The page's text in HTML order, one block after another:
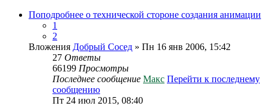
Поподробнее о технической стороне создания анимации
1
2
Вложения Добрый Сосед » Пн 16 янв 2006, 15:42
27 Ответы
66199 Просмотры
Последнее сообщение Макс Перейти к последнему
сообщению
Пт 24 июл 2015, 08:40